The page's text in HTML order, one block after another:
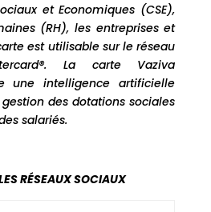
et Economiques (CSE),
(RH), les entreprises et
est utilisable sur le réseau
La carte Vaziva
une intelligence artificielle
des dotations sociales
salariés.
RÉSEAUX SOCIAUX